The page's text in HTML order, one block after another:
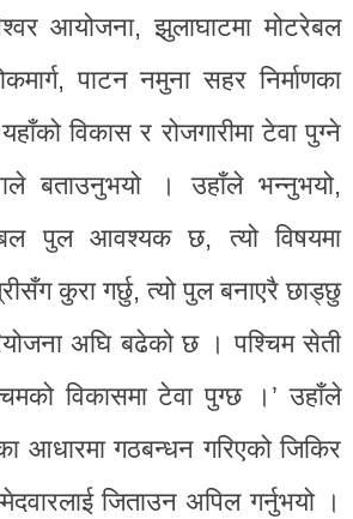
आयोजना, झुलाघाटमा मोटरेबल
पाटन नमुना सहर निर्माणका
विकास र रोजगारीमा टेवा पुग्ने
बताउनुभयो । उहाँले भन्नुभयो,
पुल आवश्यक छ, त्यो विषयमा
कुरा गर्छु, त्यो पुल बनाएरै छाड्छु
अघि बढेको छ । पश्चिम सेती
विकासमा टेवा पुग्छ ।’ उहाँले
आधारमा गठबन्धन गरिएको जिकिर
जिताउन अपिल गर्नुभयो ।